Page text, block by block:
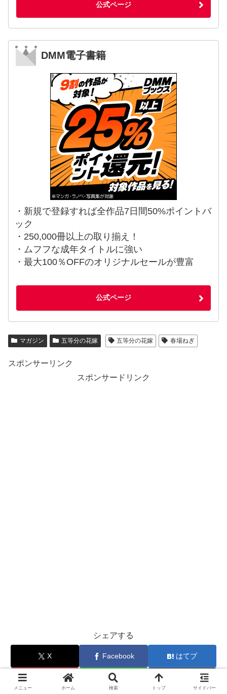
公式ページ
DMM電子書籍
・新規で登録すれば全作品7日間50%ポイントバ
ック
・250,000冊以上の取り揃え！
・ムフフな成年タイトルに強い
・最大100％OFFのオリジナルセールが豊富
公式ページ
マガジン 五等分の花嫁 五等分の花嫁 春場ねぎ
スポンサーリンク
スポンサードリンク
シェアする
X Facebook はてブ
LINE
メニュー ホーム 検索 トップ サイドバー